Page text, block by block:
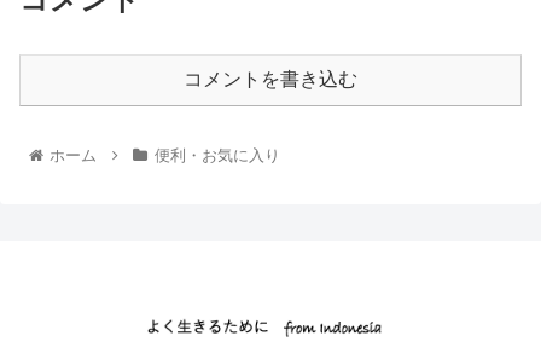
コメントを書き込む
ホーム 便利・お気に入り